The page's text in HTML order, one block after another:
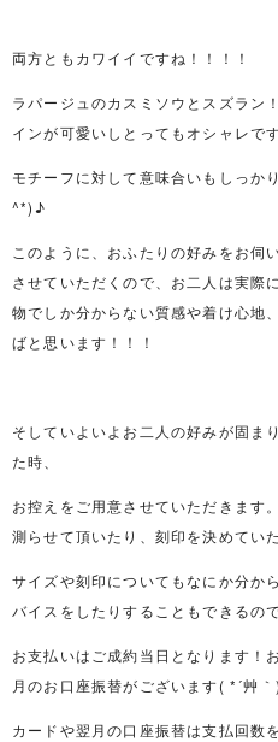
両方ともカワイイですね！！！！
ラパージュのカスミソウとスズラン
インが可愛いしとってもオシャレで
モチーフに対して意味合いもしっか
^*)♪
このように、おふたりの好みをお伺
させていただくので、お二人は実際
物でしか分からない質感や着け心地
ばと思います！！！
そしていよいよお二人の好みが固ま
た時、
お控えをご用意させていただきます
サイズや刻印についてもなにか分か
バイスをしたりすることもできるの
お支払いはご成約当日となります！
月のお口座振替がございます( *´艸｀)
カードや翌月の口座振替は支払回数